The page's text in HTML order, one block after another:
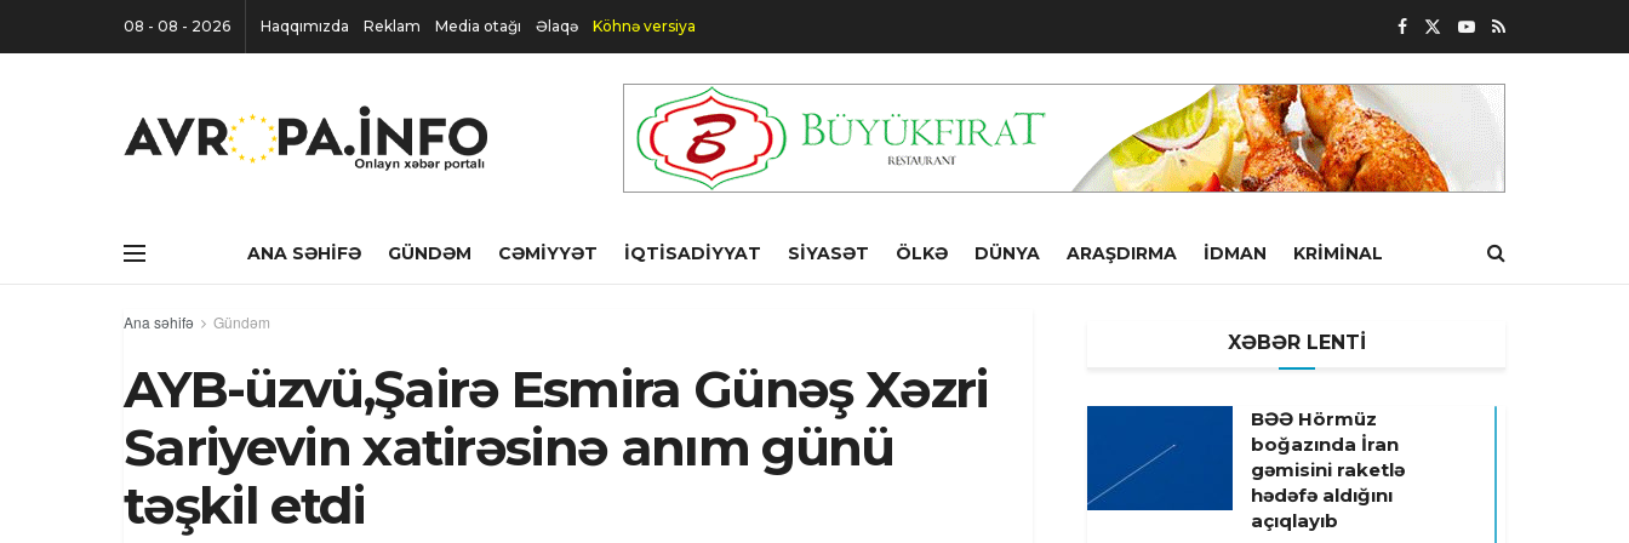
08 - 08 - 2026 Haqqımızda Reklam Media otağı Əlaqə Köhnə versiya
ANA SƏHIFƏ GÜNDƏM CƏMIYYƏT İQTISADIYYAT SIYASƏT ÖLKƏ DÜNYA ARAŞDIRMA İDMAN KRIMINAL
Ana səhifə Gündəm
AYB-üzvü,Şairə Esmira Günəş Xəzri
Sariyevin xatirəsinə anım günü
təşkil etdi
XƏBƏR LENTİ
BƏƏ Hörmüz
boğazında İran
gəmisini raketlə
hədəfə aldığını
açıqlayıb